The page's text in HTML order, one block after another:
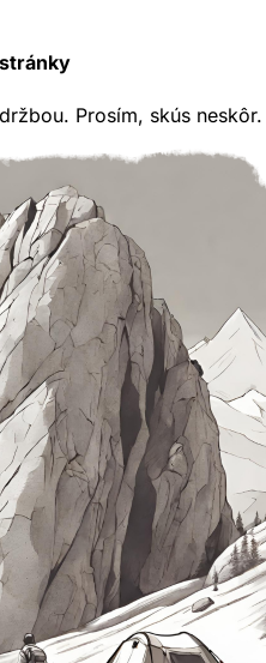
Prosím, skús neskôr.